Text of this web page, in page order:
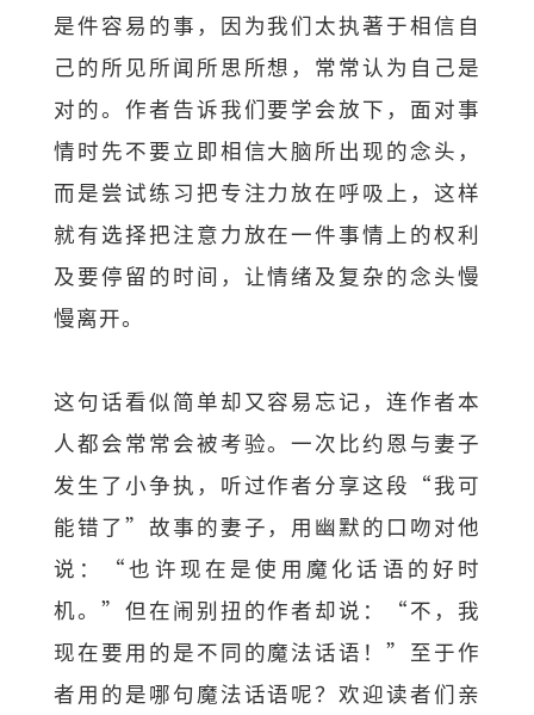
是件容易的事，因为我们太执著于相信自
己的所见所闻所思所想，常常认为自己是
对的。作者告诉我们要学会放下，面对事
情时先不要立即相信大脑所出现的念头，
而是尝试练习把专注力放在呼吸上，这样
就有选择把注意力放在一件事情上的权利
及要停留的时间，让情绪及复杂的念头慢
慢离开。
这句话看似简单却又容易忘记，连作者本
人都会常常会被考验。一次比约恩与妻子
发生了小争执，听过作者分享这段“我可
能错了”故事的妻子，用幽默的口吻对他
说：“也许现在是使用魔化话语的好时
机。”但在闹别扭的作者却说：“不，我
现在要用的是不同的魔法话语！”至于作
者用的是哪句魔法话语呢？欢迎读者们亲